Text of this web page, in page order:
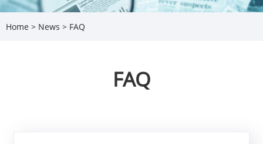
Home > News > FAQ
FAQ